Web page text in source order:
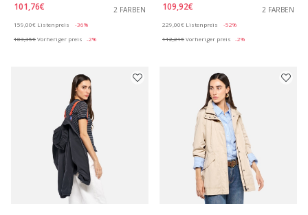
101,76€
2 FARBEN
159,00€ Listenpreis
-36%
103,35€Vorheriger preis -2%
109,92€
2 FARBEN
229,00€ Listenpreis
-52%
112,21€Vorheriger preis -2%